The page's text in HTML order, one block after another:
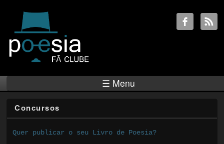
☰ Menu
Concursos
Quer publicar o seu Livro de Poesia?